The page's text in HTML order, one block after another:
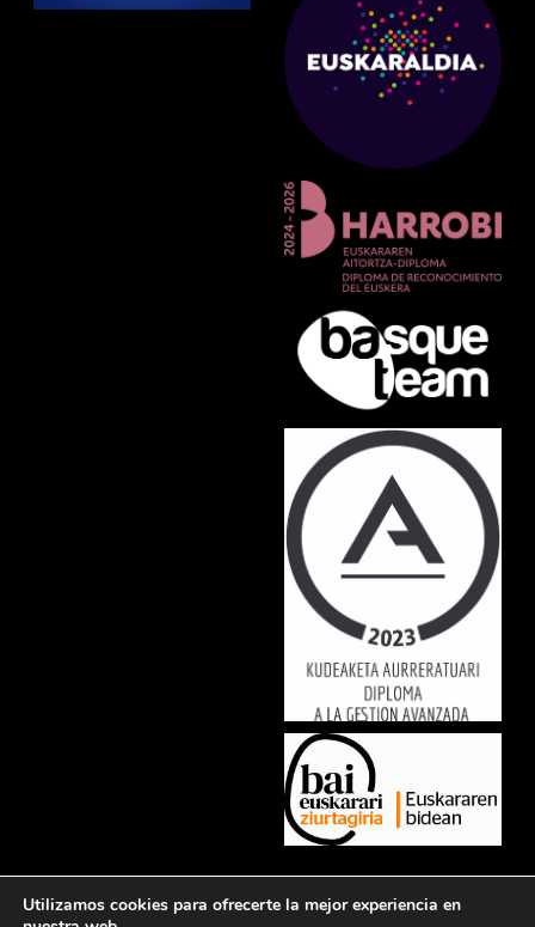
luctus nec ullamcorper mattis, pulvinar dapibus leo.
Utilizamos cookies para ofrecerte la mejor experiencia en